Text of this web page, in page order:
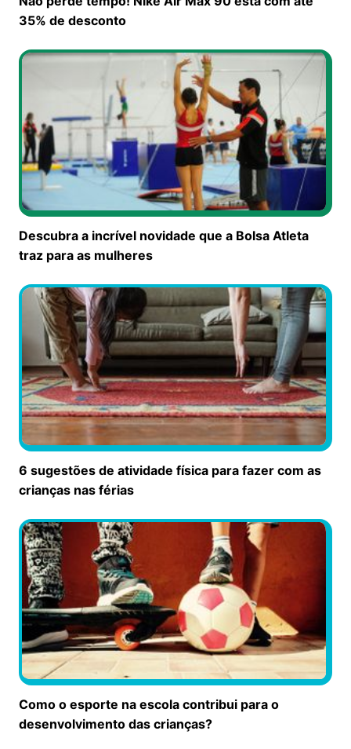
35% de desconto
Descubra a incrível novidade que a Bolsa Atleta
traz para as mulheres
6 sugestões de atividade física para fazer com as
crianças nas férias
Como o esporte na escola contribui para o
desenvolvimento das crianças?